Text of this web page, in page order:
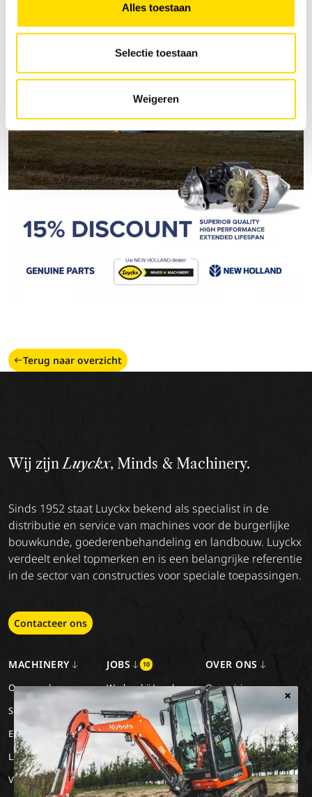
Alles toestaan
Selectie toestaan
Weigeren
Terug naar overzicht
×
Wij zijnLuyckx, Minds & Machinery.
Sinds 1952 staat Luyckx bekend als specialist in de
distributie en service van machines voor de burgerlijke
bouwkunde, goederenbehandeling en landbouw. Luyckx
verdeelt enkel topmerken en is een belangrijke referentie
in de sector van constructies voor speciale toepassingen.
Contacteer ons
MACHINERY
Onze merken
Special Applications
Eco Applications
LX Used Equipment
Verhuurpartners
JOBS 10
Werken bij Luyckx
Stage/vakantiejob
OVER ONS
Onze visie
Onze missie
Geschiedenis